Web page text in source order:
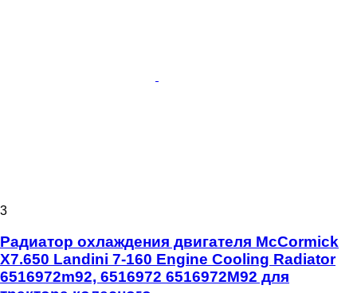
3
Радиатор охлаждения двигателя McCormick
X7.650 Landini 7-160 Engine Cooling Radiator
6516972m92, 6516972 6516972M92 для